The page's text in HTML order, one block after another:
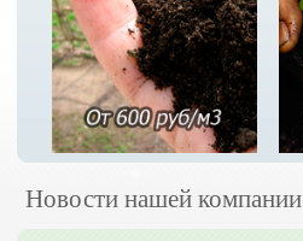
Новости нашей компании